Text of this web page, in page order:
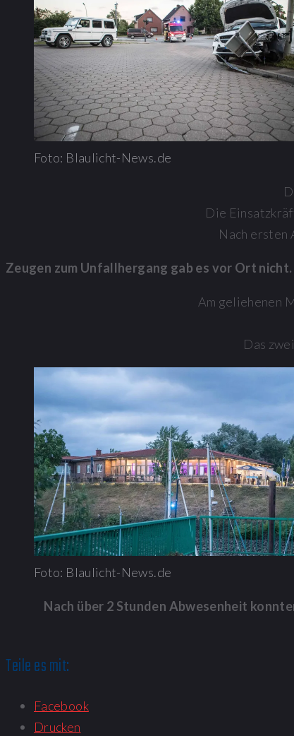
Foto: Blaulicht-News.de
Die
Nach ersten
Zeugen zum Unfallhergang gab es vor Ort nicht.
Am geliehenen
Das
Foto: Blaulicht-News.de
Nach über 2 Stunden Abwesenheit
Teile es mit:
Facebook
Drucken